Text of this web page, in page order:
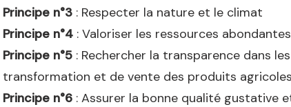
Principe n°3 : Respecter la nature et le climat
Principe n°4 : Valoriser les ressources
Principe n°5 : Rechercher la transparence dans
transformation et de vente des produits agricoles
Principe n°6 : Assurer la bonne qualité gustative